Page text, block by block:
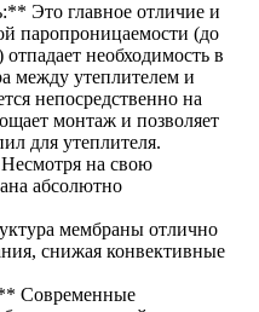
Это главное отличие и
паропроницаемости (до
отпадает необходимость в
между утеплителем и
непосредственно на
монтаж и позволяет
для утеплителя.
на свою
абсолютно
мембраны отлично
снижая конвективные
Современные